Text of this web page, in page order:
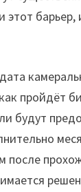
барьер,
пройдёт
будут
после